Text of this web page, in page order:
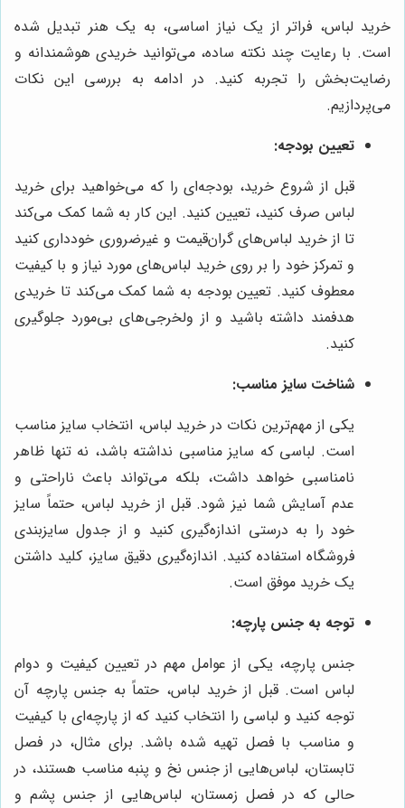
خرید لباس، فراتر از یک نیاز اساسی، به یک هنر تبدیل شده
است. با رعایت چند نکته ساده، می‌توانید خریدی هوشمندانه و
رضایت‌بخش را تجربه کنید. در ادامه به بررسی این نکات
می‌پردازیم.
تعیین بودجه:
قبل از شروع خرید، بودجه‌ای را که می‌خواهید برای خرید
لباس صرف کنید، تعیین کنید. این کار به شما کمک می‌کند
تا از خرید لباس‌های گران‌قیمت و غیرضروری خودداری کنید
و تمرکز خود را بر روی خرید لباس‌های مورد نیاز و با کیفیت
معطوف کنید. تعیین بودجه به شما کمک می‌کند تا خریدی
هدفمند داشته باشید و از ولخرجی‌های بی‌مورد جلوگیری
کنید.
شناخت سایز مناسب:
یکی از مهم‌ترین نکات در خرید لباس، انتخاب سایز مناسب
است. لباسی که سایز مناسبی نداشته باشد، نه تنها ظاهر
نامناسبی خواهد داشت، بلکه می‌تواند باعث ناراحتی و
عدم آسایش شما نیز شود. قبل از خرید لباس، حتماً سایز
خود را به درستی اندازه‌گیری کنید و از جدول سایزبندی
فروشگاه استفاده کنید. اندازه‌گیری دقیق سایز، کلید داشتن
یک خرید موفق است.
توجه به جنس پارچه:
جنس پارچه، یکی از عوامل مهم در تعیین کیفیت و دوام
لباس است. قبل از خرید لباس، حتماً به جنس پارچه آن
توجه کنید و لباسی را انتخاب کنید که از پارچه‌ای با کیفیت
و مناسب با فصل تهیه شده باشد. برای مثال، در فصل
تابستان، لباس‌هایی از جنس نخ و پنبه مناسب هستند، در
حالی که در فصل زمستان، لباس‌هایی از جنس پشم و